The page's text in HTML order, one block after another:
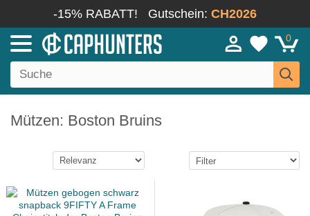
-15% RABATT! Gutschein: CH2026
0
Mützen: Boston Bruins